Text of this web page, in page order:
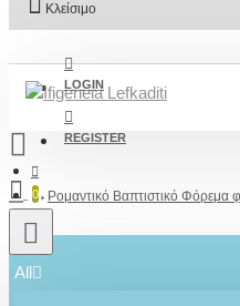
Κλείσιμο
LOGIN
REGISTER
0
All
Ρομαντικό Βαπτιστικό Φόρεμα